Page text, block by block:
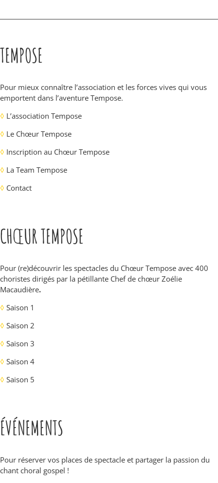
TEMPOSE
Pour mieux connaître l’association et les forces vives qui vous
emportent dans l’aventure Tempose.
◊ L’association Tempose
◊ Le Chœur Tempose
◊ Inscription au Chœur Tempose
◊ La Team Tempose
◊ Contact
CHŒUR TEMPOSE
Pour (re)découvrir les spectacles du Chœur Tempose avec 400
choristes dirigés par la pétillante Chef de chœur Zoélie
Macaudière.
◊ Saison 1
◊ Saison 2
◊ Saison 3
◊ Saison 4
◊ Saison 5
ÉVÉNEMENTS
Pour réserver vos places de spectacle et partager la passion du
chant choral gospel !